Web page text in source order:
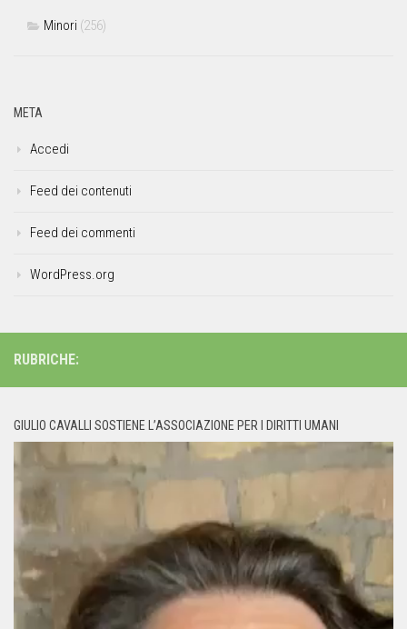
Minori (256)
META
Accedi
Feed dei contenuti
Feed dei commenti
WordPress.org
RUBRICHE:
GIULIO CAVALLI SOSTIENE L’ASSOCIAZIONE PER I DIRITTI UMANI